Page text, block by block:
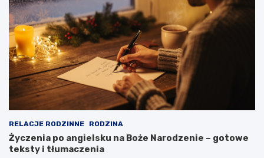
RELACJE RODZINNE RODZINA
Życzenia po angielsku na Boże Narodzenie – gotowe
teksty i tłumaczenia